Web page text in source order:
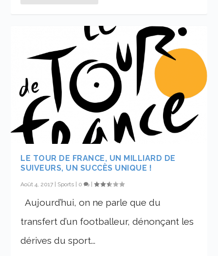
LE TOUR DE FRANCE, UN MILLIARD DE
SUIVEURS, UN SUCCÈS UNIQUE !
Août 4, 2017 | Sports | 0 |
Aujourd’hui, on ne parle que du
transfert d’un footballeur, dénonçant les
dérives du sport...